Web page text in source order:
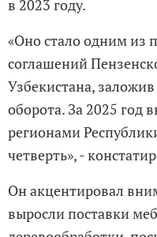
в 2023 году.
«Оно стало одним из
соглашений
Узбекистана,
оборота. За 2025 год
регионами
четверть», -
Он акцентировал
выросли поставки